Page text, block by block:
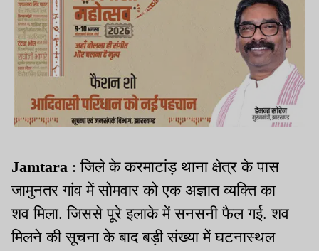
Jamtara : जिले के करमाटांड़ थाना क्षेत्र के पास
जामुनतर गांव में सोमवार को एक अज्ञात व्यक्ति का
शव मिला. जिससे पूरे इलाके में सनसनी फैल गई. शव
मिलने की सूचना के बाद बड़ी संख्या में घटनास्थल